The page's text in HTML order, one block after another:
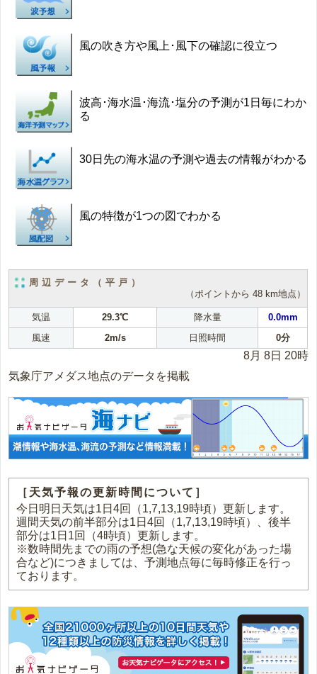
風の吹き方や風上･風下の確認に役立つ
波高･海水温･海流･塩分の予測が1日毎にわか
る
30日先の海水温の予測や過去の情報がわかる
風の特徴が1つの図でわかる
周辺データ（平戸）
（ポイントから 48 km地点）
気温 29.3℃ 降水量
0.0mm
風速
2m/s 日照時間 0分
8月 8日 20時
気象庁アメダス地点のデータを掲載
［天気予報の更新時間について］
今日明日天気は1日4回（1,7,13,19時頃）更新します。
週間天気の前半部分は1日4回（1,7,13,19時頃）、後半
部分は1日1回（4時頃）更新します。
※数時間先までの雨の予想(急な天候の変化があった場
合など)につきましては、予測地点毎に毎時修正を行っ
ております。